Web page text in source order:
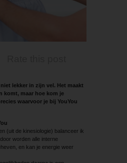
lekker in zijn vel. Het maakt
komt, maar hoe kom je
waarvoor je bij YouYou
(uit de kinesiologie) balanceer ik
worden alle interne
en kan je energie weer